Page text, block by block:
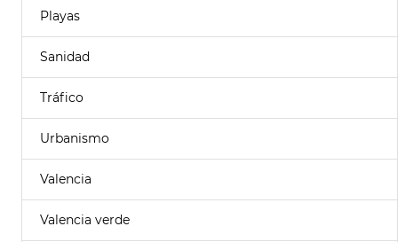
Playas
Sanidad
Tráfico
Urbanismo
Valencia
Valencia verde